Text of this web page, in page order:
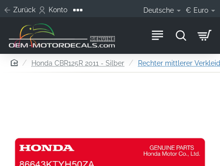
Zurück Konto Deutsche € Euro
homeHonda CBR125R 2011 - Silber Rechter mittlerer